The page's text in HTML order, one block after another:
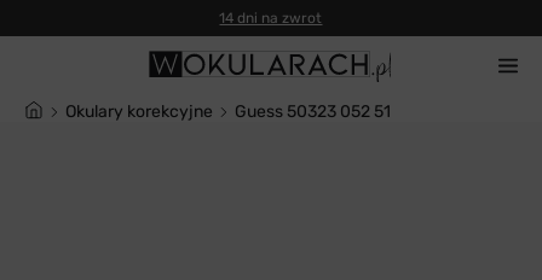
14 dni na zwrot
Okulary korekcyjne Guess 50323 052 51